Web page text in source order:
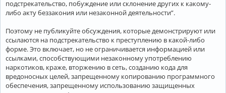
подстрекательство, побуждение или склонение других к какому-
либо акту беззакония или незаконной деятельности”.
Поэтому не публикуйте обсуждения, которые демонстрируют или
ссылаются на подстрекательство к преступлению в какой-либо
форме. Это включает, но не ограничивается информацией или
ссылками, способствующими незаконному употреблению
наркотиков, краже, вторжению в сеть, созданию кода для
вредоносных целей, запрещенному копированию программного
обеспечения, запрещенному использованию защищенных